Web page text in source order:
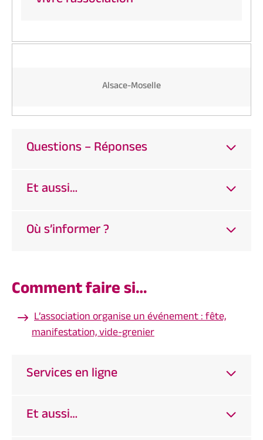
Alsace-Moselle
Questions – Réponses
Et aussi…
Où s’informer ?
Comment faire si…
L’association organise un événement : fête,
manifestation, vide-grenier
Services en ligne
Et aussi…